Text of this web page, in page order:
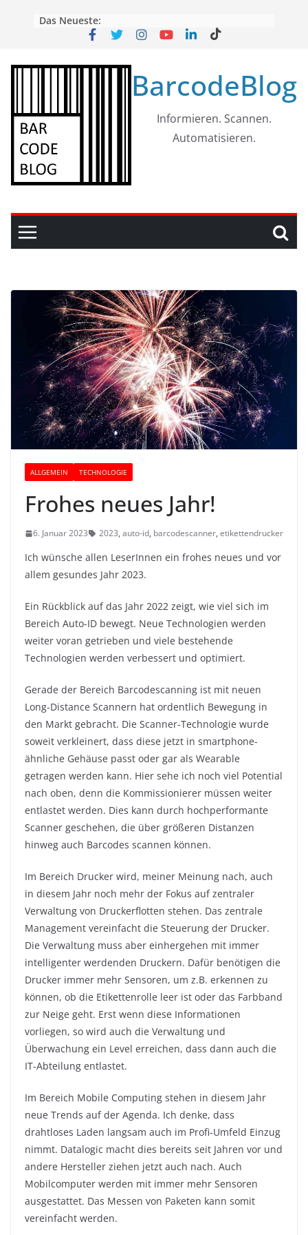
Das Neueste:
BarcodeBlog
Informieren. Scannen.
Automatisieren.
ALLGEMEIN TECHNOLOGIE
Frohes neues Jahr!
6. Januar 2023 2023, auto-id, barcodescanner, etikettendrucker
Ich wünsche allen LeserInnen ein frohes neues und vor
allem gesundes Jahr 2023.
Ein Rückblick auf das Jahr 2022 zeigt, wie viel sich im
Bereich Auto-ID bewegt. Neue Technologien werden
weiter voran getrieben und viele bestehende
Technologien werden verbessert und optimiert.
Gerade der Bereich Barcodescanning ist mit neuen
Long-Distance Scannern hat ordentlich Bewegung in
den Markt gebracht. Die Scanner-Technologie wurde
soweit verkleinert, dass diese jetzt in smartphone-
ähnliche Gehäuse passt oder gar als Wearable
getragen werden kann. Hier sehe ich noch viel Potential
nach oben, denn die Kommissionierer müssen weiter
entlastet werden. Dies kann durch hochperformante
Scanner geschehen, die über größeren Distanzen
hinweg auch Barcodes scannen können.
Im Bereich Drucker wird, meiner Meinung nach, auch
in diesem Jahr noch mehr der Fokus auf zentraler
Verwaltung von Druckerflotten stehen. Das zentrale
Management vereinfacht die Steuerung der Drucker.
Die Verwaltung muss aber einhergehen mit immer
intelligenter werdenden Druckern. Dafür benötigen die
Drucker immer mehr Sensoren, um z.B. erkennen zu
können, ob die Etikettenrolle leer ist oder das Farbband
zur Neige geht. Erst wenn diese Informationen
vorliegen, so wird auch die Verwaltung und
Überwachung ein Level erreichen, dass dann auch die
IT-Abteilung entlastet.
Im Bereich Mobile Computing stehen in diesem Jahr
neue Trends auf der Agenda. Ich denke, dass
drahtloses Laden langsam auch im Profi-Umfeld Einzug
nimmt. Datalogic macht dies bereits seit Jahren vor und
andere Hersteller ziehen jetzt auch nach. Auch
Mobilcomputer werden mit immer mehr Sensoren
ausgestattet. Das Messen von Paketen kann somit
vereinfacht werden.